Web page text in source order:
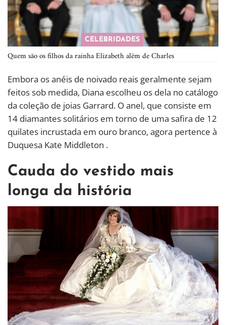
CELEBRIDADES
Quem são os filhos da rainha Elizabeth além de Charles
Embora os anéis de noivado reais geralmente sejam
feitos sob medida, Diana escolheu os dela no catálogo
da coleção de joias Garrard. O anel, que consiste em
14 diamantes solitários em torno de uma safira de 12
quilates incrustada em ouro branco, agora pertence à
Duquesa Kate Middleton .
Cauda do vestido mais
longa da história